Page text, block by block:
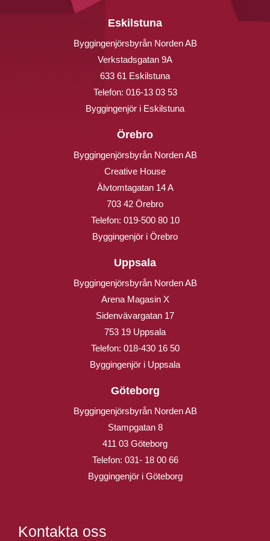
Eskilstuna
Byggingenjörsbyrån Norden AB
Verkstadsgatan 9A
633 61 Eskilstuna
Telefon: 016-13 03 53
Byggingenjör i Eskilstuna
Örebro
Byggingenjörsbyrån Norden AB
Creative House
Älvtomtagatan 14 A
703 42 Örebro
Telefon: 019-500 80 10
Byggingenjör i Örebro
Uppsala
Byggingenjörsbyrån Norden AB
Arena Magasin X
Sidenvävargatan 17
753 19 Uppsala
Telefon: 018-430 16 50
Byggingenjör i Uppsala
Göteborg
Byggingenjörsbyrån Norden AB
Stampgatan 8
411 03 Göteborg
Telefon: 031- 18 00 66
Byggingenjör i Göteborg
Kontakta oss